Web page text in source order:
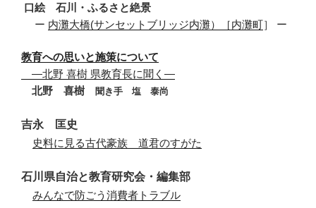
口絵 石川 ・ ふるさ と絶景
ー 内灘大橋(サンセットブリッジ内灘） ［内灘町］ ー
教育への思いと施策について
―北野 喜樹 県教育長に聞く―
北野 喜樹 聞き手 塩 泰尚
吉永 匡史
史料に見る古代豪族 道君のすがた
石川県自治と教育研究会・編集部
みんなで防ごう消費者トラブル